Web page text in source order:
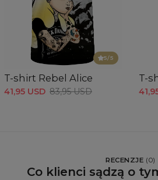
5/5
T-shirt Rebel Alice
41,95 USD 83,95 USD
T-
RECENZJE (0)
Co klienci sądzą o